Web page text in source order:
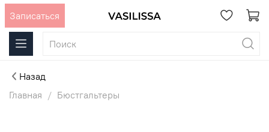
Записаться
Назад
Главная
Бюстгальтеры